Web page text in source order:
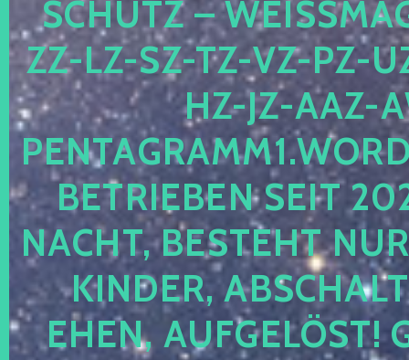
CHUTZ –
-LZ-SZ-TZ-VZ-PZ-UZ-
-JZ-AAZ-
TRIEBEN SEIT 2024
CHT, BESTEHT NUR
NDER,
EN, AUFGELÖST!